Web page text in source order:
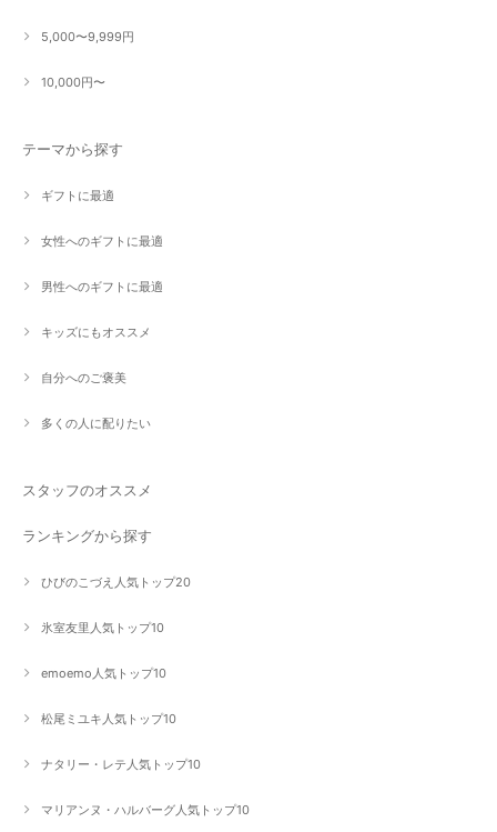
5,000〜9,999円
10,000円〜
テーマから探す
ギフトに最適
女性へのギフトに最適
男性へのギフトに最適
キッズにもオススメ
自分へのご褒美
多くの人に配りたい
スタッフのオススメ
ランキングから探す
ひびのこづえ人気トップ20
氷室友里人気トップ10
emoemo人気トップ10
松尾ミユキ人気トップ10
ナタリー・レテ人気トップ10
マリアンヌ・ハルバーグ人気トップ10